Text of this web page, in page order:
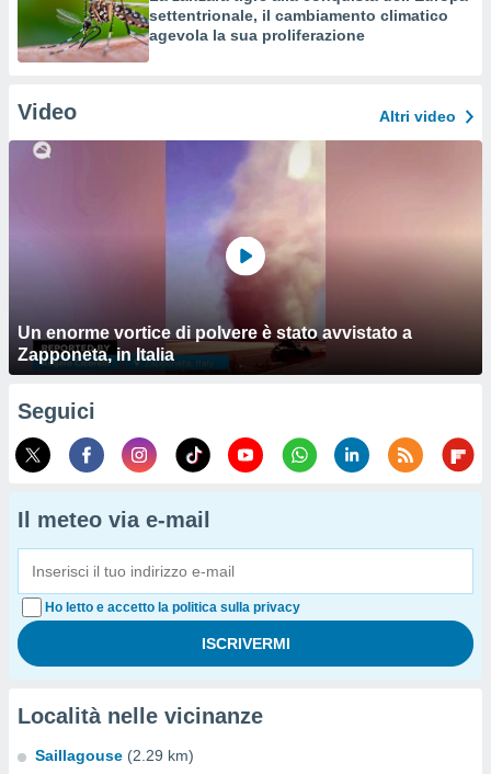
settentrionale, il cambiamento climatico
agevola la sua proliferazione
Video Altri video
Un enorme vortice di polvere è stato avvistato a
Zapponeta, in Italia
Seguici
Il meteo via e-mail
Ho letto e accetto la politica sulla privacy
Località nelle vicinanze
Saillagouse (2.29 km)